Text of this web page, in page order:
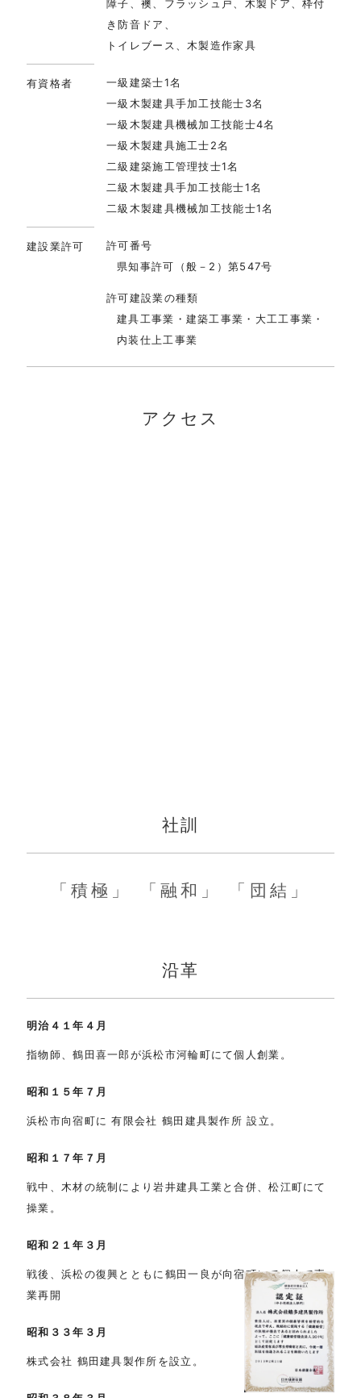
障子、襖、フラッシュ戸、木製ドア、枠付
き防音ドア、
トイレブース、木製造作家具
有資格者 一級建築士1名
一級木製建具手加工技能士3名
一級木製建具機械加工技能士4名
一級木製建具施工士2名
二級建築施工管理技士1名
二級木製建具手加工技能士1名
二級木製建具機械加工技能士1名
建設業許可
許可番号
県知事許可（般－2）第547号
許可建設業の種類
建具工事業・建築工事業・大工工事業・
内装仕上工事業
アクセス
社訓
「積極」 「融和」 「団結」
沿革
明治４１年４月
指物師、鶴田喜一郎が浜松市河輪町にて個人創業。
昭和１５年７月
浜松市向宿町に 有限会社 鶴田建具製作所 設立。
昭和１７年７月
戦中、木材の統制により岩井建具工業と合併、松江町にて
操業。
昭和２１年３月
戦後、浜松の復興とともに鶴田一良が向宿町にて個人で事
業再開
昭和３３年３月
株式会社 鶴田建具製作所を設立。